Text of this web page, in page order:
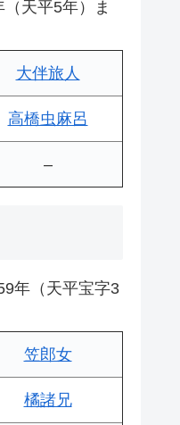
天平5年）ま
大伴旅人
高橋虫麻呂
–
年（天平宝字3
笠郎女
橘諸兄